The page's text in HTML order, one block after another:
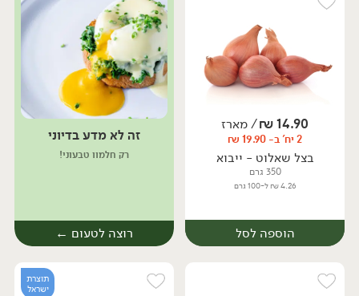
יח׳ ק״ג מארז
14.90
₪/ מארז
2 יח' ב- 19.90 ₪
בצל שאלוט - ייבוא
350 גרם
4.26 ₪ ל-100 גרם
הוספה לסל
זה לא מדע בדיוני
רק חלמון טבעוני!
רוצה לטעום ←
תוצרת
ישראל